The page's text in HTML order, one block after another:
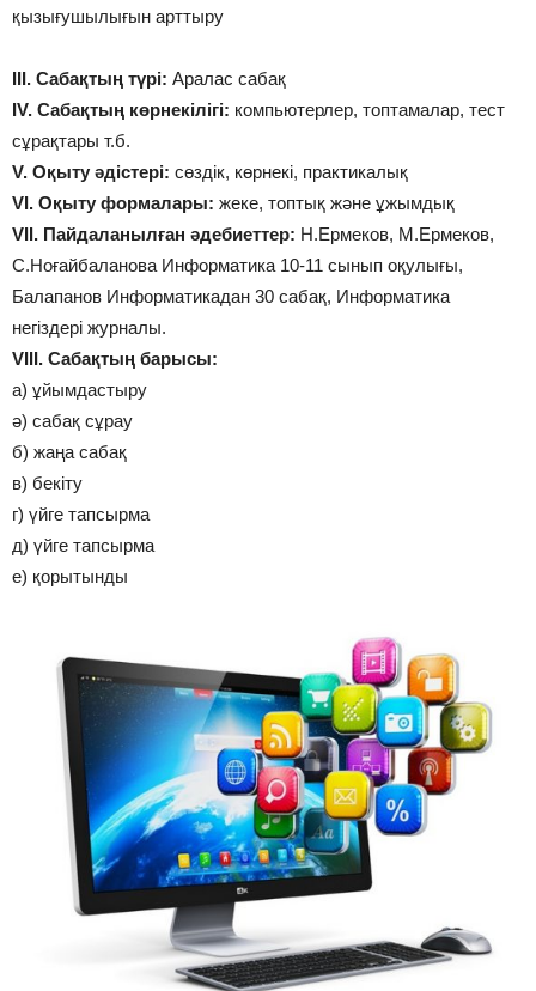
қызығушылығын арттыру
ІІІ. Сабақтың түрі: Аралас сабақ
IV. Сабақтың көрнекілігі: компьютерлер, топтамалар, тест
сұрақтары т.б.
V. Оқыту әдістері: сөздік, көрнекі, практикалық
VІ. Оқыту формалары: жеке, топтық және ұжымдық
VІІ. Пайдаланылған әдебиеттер: Н.Ермеков, М.Ермеков,
С.Ноғайбаланова Информатика 10-11 сынып оқулығы,
Балапанов Информатикадан 30 сабақ, Информатика
негіздері журналы.
VІІІ. Сабақтың барысы:
а) ұйымдастыру
ә) сабақ сұрау
б) жаңа сабақ
в) бекіту
г) үйге тапсырма
д) үйге тапсырма
е) қорытынды